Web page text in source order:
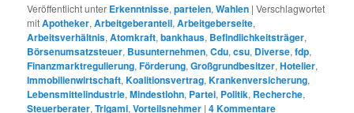
Veröffentlicht unter Erkenntnisse,parteien,Wahlen |Verschlagwortet
mitApotheker,Arbeitgeberanteil,Arbeitgeberseite,
Arbeitsverhältnis,Atomkraft,bankhaus, Befindlichkeitsträger,
Börsenumsatzsteuer, Busunternehmen,Cdu,csu, Diverse,fdp,
Finanzmarktregulierung,Förderung,Großgrundbesitzer,Hotelier,
Immobilienwirtschaft,Koalitionsvertrag,Krankenversicherung,
Lebensmittelindustrie,Mindestlohn, Partei, Politik, Recherche,
Steuerberater,Trigami,Vorteilsnehmer |4Kommentare